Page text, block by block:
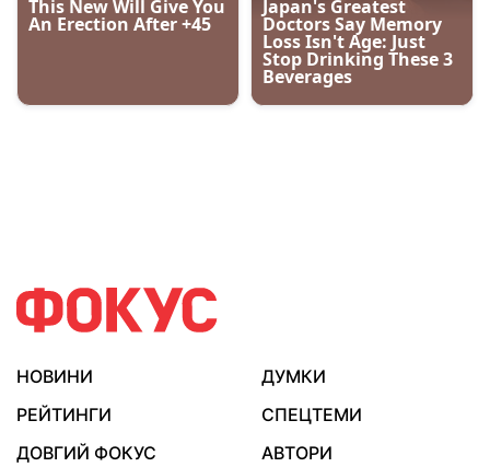
НОВИНИ
ДУМКИ
РЕЙТИНГИ
СПЕЦТЕМИ
ДОВГИЙ ФОКУС
АВТОРИ